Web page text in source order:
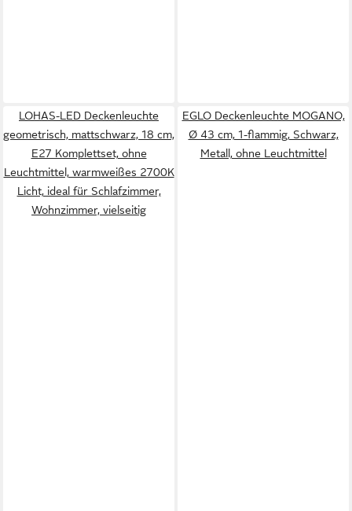
LOHAS-LED Deckenleuchte
geometrisch, mattschwarz, 18 cm,
E27 Komplettset, ohne
Leuchtmittel, warmweißes 2700K
Licht, ideal für Schlafzimmer,
Wohnzimmer, vielseitig
EGLO Deckenleuchte MOGANO,
Ø 43 cm, 1-flammig, Schwarz,
Metall, ohne Leuchtmittel